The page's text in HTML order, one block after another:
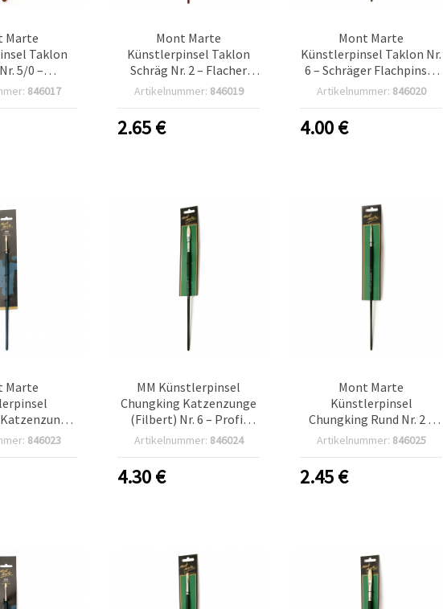
Marte
Taklon
5/0 –
aus
Hobby &
846017
Mont Marte
Künstlerpinsel Taklon
Schräg Nr. 2 – Flacher
Schrägpinsel mit
Fasern, für Hobby &
Artikelnummer: 846019
2.65€
Mont Marte
Künstlerpinsel Taklon Nr.
6 – Schräger Flachpinsel
aus synthetischen
Artikelnummer: 846020
4.00€
Marte
Serie
846023
MM Künstlerpinsel
Chungking Katzenzunge
(Filbert) Nr. 6 – Profi-
Serie, Ölpinsel aus
Artikelnummer: 846024
4.30€
Mont Marte
Künstlerpinsel
Chungking Rund Nr. 2 –
Professioneller
Rundpinsel für Ölfarben
Artikelnummer: 846025
2.45€